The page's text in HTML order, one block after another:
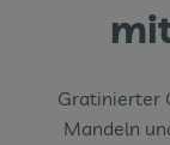
Gratinierter
Mandeln